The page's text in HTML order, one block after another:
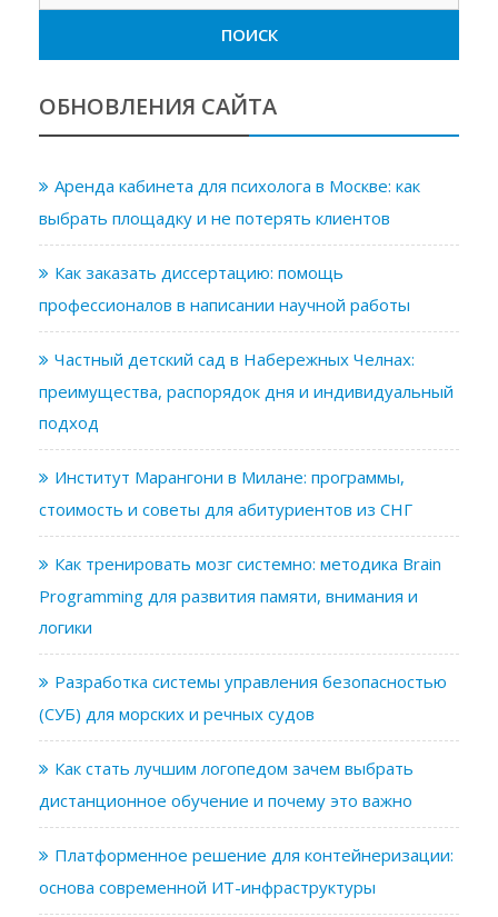
ОБНОВЛЕНИЯ САЙТА
Аренда кабинета для психолога в Москве: как
выбрать площадку и не потерять клиентов
Как заказать диссертацию: помощь
профессионалов в написании научной работы
Частный детский сад в Набережных Челнах:
преимущества, распорядок дня и индивидуальный
подход
Институт Марангони в Милане: программы,
стоимость и советы для абитуриентов из СНГ
Как тренировать мозг системно: методика Brain
Programming для развития памяти, внимания и
логики
Разработка системы управления безопасностью
(СУБ) для морских и речных судов
Как стать лучшим логопедом зачем выбрать
дистанционное обучение и почему это важно
Платформенное решение для контейнеризации:
основа современной ИТ-инфраструктуры